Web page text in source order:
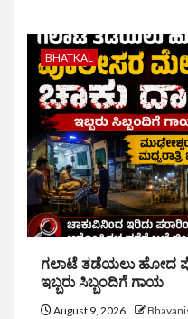
BHATKAL
ಗಲಾಟೆ ತಡೆಯಲು ಹೋದ
ಇಬ್ಬರು ಸಿಬ್ಬಂದಿಗೆ ಗಾಯ
August 9, 2026